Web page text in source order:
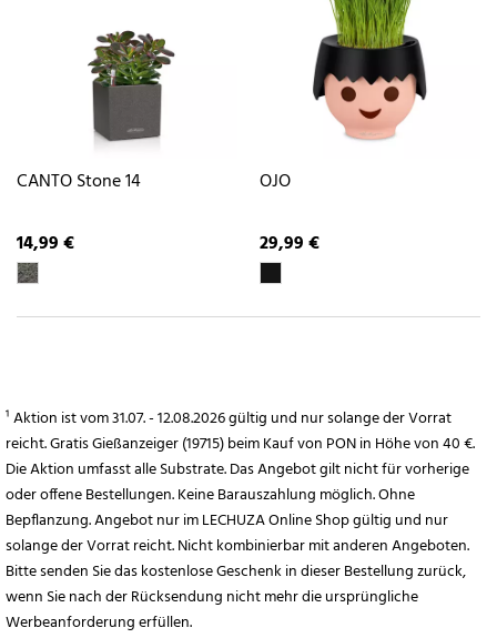
CANTO Stone 14
14,99 €
OJO
29,99 €
¹ Aktion ist vom 31.07. - 12.08.2026 gültig und nur solange der Vorrat
reicht. Gratis Gießanzeiger (19715) beim Kauf von PON in Höhe von 40 €.
Die Aktion umfasst alle Substrate. Das Angebot gilt nicht für vorherige
oder offene Bestellungen. Keine Barauszahlung möglich. Ohne
Bepflanzung. Angebot nur im LECHUZA Online Shop gültig und nur
solange der Vorrat reicht. Nicht kombinierbar mit anderen Angeboten.
Bitte senden Sie das kostenlose Geschenk in dieser Bestellung zurück,
wenn Sie nach der Rücksendung nicht mehr die ursprüngliche
Werbeanforderung erfüllen.